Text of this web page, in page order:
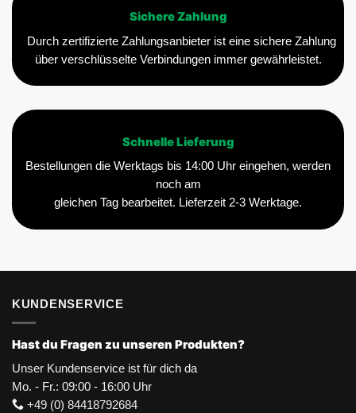
Sichere Zahlung
Durch zertifizierte Zahlungsanbieter ist eine sichere Zahlung
über verschlüsselte Verbindungen immer gewährleistet.
Schnelle Lieferung
Bestellungen die Werktags bis 14:00 Uhr eingehen, werden
noch am
gleichen Tag bearbeitet. Lieferzeit 2-3 Werktage.
KUNDENSERVICE
Hast du Fragen zu unseren Produkten?
Unser Kundenservice ist für dich da
Mo. - Fr.: 09:00 - 16:00 Uhr
+49 (0) 84418792684